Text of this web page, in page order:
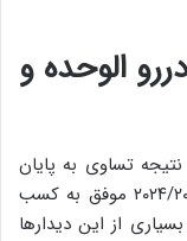
الوحده و
بین این دو تیم، ۵ بازی با نتیجه تساوی به پایان
رسیده است. الاتحاد در سال‌های ۲۰۲۳ و ۲۰۲۴/۲۰۲۵ موفق به کسب
از این دیدارها